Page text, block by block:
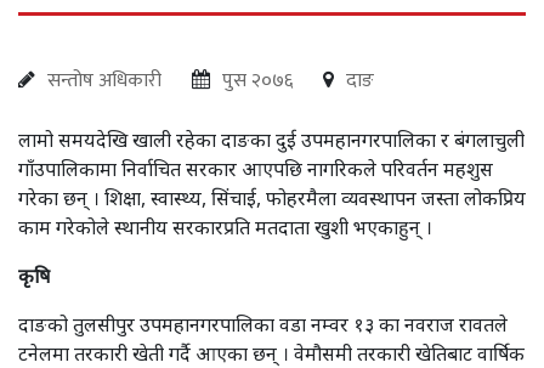
सन्तोष अधिकारी पुस २०७६ दाङ
लामो समयदेखि खाली रहेका दाङका दुई उपमहानगरपालिका र बंगलाचुली
गाँउपालिकामा निर्वाचित सरकार आएपछि नागरिकले परिवर्तन महशुस
गरेका छन् । शिक्षा, स्वास्थ्य, सिंचाई, फोहरमैला व्यवस्थापन जस्ता लोकप्रिय
काम गरेकोले स्थानीय सरकारप्रति मतदाता खुशी भएकाहुन् ।
कृषि
दाङको तुलसीपुर उपमहानगरपालिका वडा नम्वर १३ का नवराज रावतले
टनेलमा तरकारी खेती गर्दै आएका छन् । वेमौसमी तरकारी खेतिबाट वार्षिक